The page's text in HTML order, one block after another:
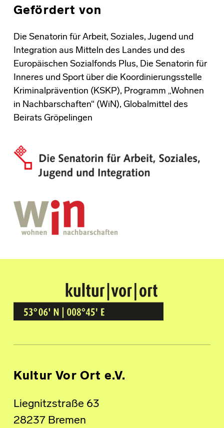
Gefördert von
Die Senatorin für Arbeit, Soziales, Jugend und
Integration aus Mitteln des Landes und des
Europäischen Sozialfonds Plus, Die Senatorin für
Inneres und Sport über die Koordinierungsstelle
Kriminalprävention (KSKP), Programm „Wohnen
in Nachbarschaften“ (WiN), Globalmittel des
Beirats Gröpelingen
Kultur Vor Ort
BREMEN GRÖPELINGEN
Kultur Vor Ort e.V.
Liegnitzstraße 63
28237 Bremen